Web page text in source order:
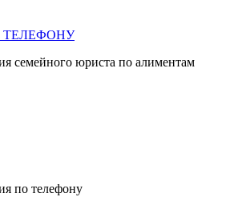
ТЕЛЕФОНУ
семейного юриста по алиментам
по телефону